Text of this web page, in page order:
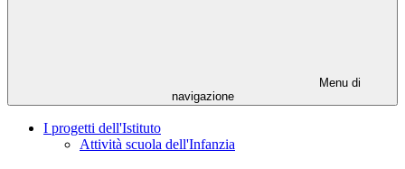
Menu di
navigazione
I progetti dell'Istituto
Attività scuola dell'Infanzia